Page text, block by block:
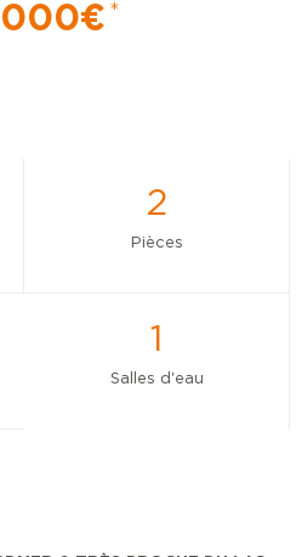
000€ *
2
Pièces
1
Salles d'eau